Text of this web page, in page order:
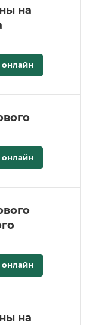
на
онлайн
онлайн
онлайн
на